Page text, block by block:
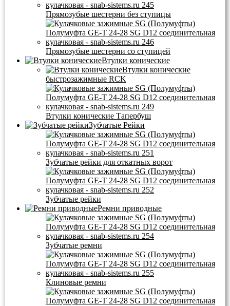
Прямозубые шестерни без ступицы
Прямозубые шестерни со ступицей
Втулки конические
Втулки конические
быстрозажимные RCK
Втулки конические Тапербуш
Зубчатые Рейки
Зубчатые рейки для откатных ворот
Зубчатые рейки
Ремни приводные
Зубчатые ремни
Клиновые ремни